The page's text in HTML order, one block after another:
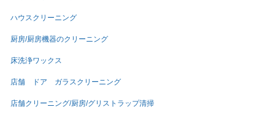
ハウスクリーニング
厨房/厨房機器のクリーニング
床洗浄ワックス
店舗 ドア ガラスクリーニング
店舗クリーニング/厨房/グリストラップ清掃